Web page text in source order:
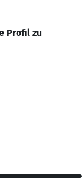
Profil zu